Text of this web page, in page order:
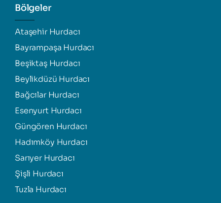
Bölgeler
Ataşehir Hurdacı
Bayrampaşa Hurdacı
Beşiktaş Hurdacı
Beylikdüzü Hurdacı
Bağcılar Hurdacı
Esenyurt Hurdacı
Güngören Hurdacı
Hadımköy Hurdacı
Sarıyer Hurdacı
Şişli Hurdacı
Tuzla Hurdacı